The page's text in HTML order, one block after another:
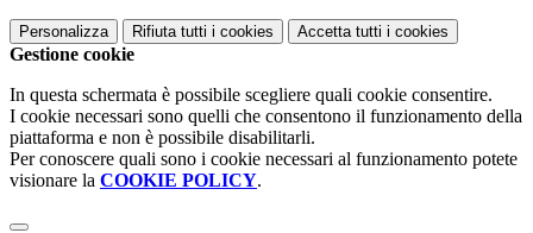
Personalizza Rifiuta tutti i cookies Accetta tutti i cookies
Gestione cookie
In questa schermata è possibile scegliere quali cookie consentire.
I cookie necessari sono quelli che consentono il funzionamento della
piattaforma e non è possibile disabilitarli.
Per conoscere quali sono i cookie necessari al funzionamento potete
visionare la COOKIE POLICY.